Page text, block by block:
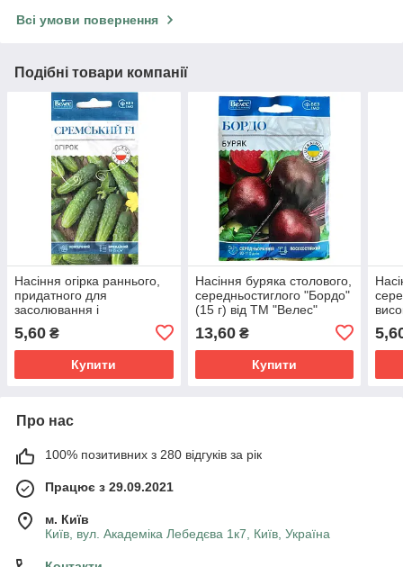
Всі умови повернення
Подібні товари компанії
Насіння огірка раннього,
придатного для
засолювання і
"Сремский" F1 (0,5 г) від
ТМ "Велес"
5,60 ₴
Купити
Насіння буряка столового,
середньостиглого "Бордо"
(15 г) від ТМ "Велес"
13,60₴
Купити
Про нас
100% позитивних з 280 відгуків за рік
Працює з 29.09.2021
м. Київ
Київ, вул. Академіка Лебедєва 1к7, Київ, Україна